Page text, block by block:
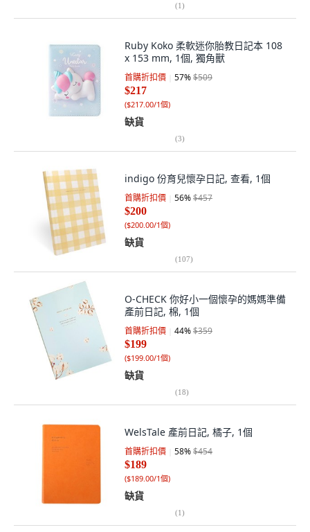
(1)
Ruby Koko 柔軟迷你胎教日記本 108
x 153 mm, 1個, 獨角獸
首購折扣價 57%$509
$217
($217.00/1個)
缺貨
(3)
indigo 份育兒懷孕日記, 查看, 1個
首購折扣價 56%$457
$200
($200.00/1個)
缺貨
(107)
O-CHECK 你好小一個懷孕的媽媽準備
產前日記, 棉, 1個
首購折扣價 44%$359
$199
($199.00/1個)
缺貨
(18)
WelsTale 產前日記, 橘子, 1個
首購折扣價 58%$454
$189
($189.00/1個)
缺貨
(1)